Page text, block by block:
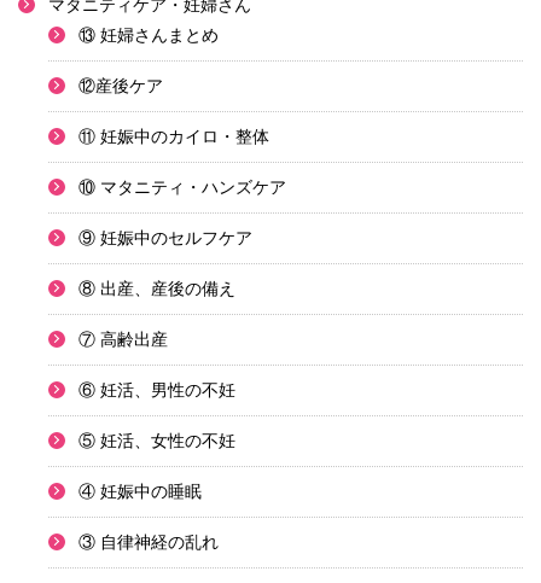
マタニティケア・妊婦さん
⑬ 妊婦さんまとめ
⑫産後ケア
⑪ 妊娠中のカイロ・整体
⑩ マタニティ・ハンズケア
⑨ 妊娠中のセルフケア
⑧ 出産、産後の備え
⑦ 高齢出産
⑥ 妊活、男性の不妊
⑤ 妊活、女性の不妊
④ 妊娠中の睡眠
③ 自律神経の乱れ